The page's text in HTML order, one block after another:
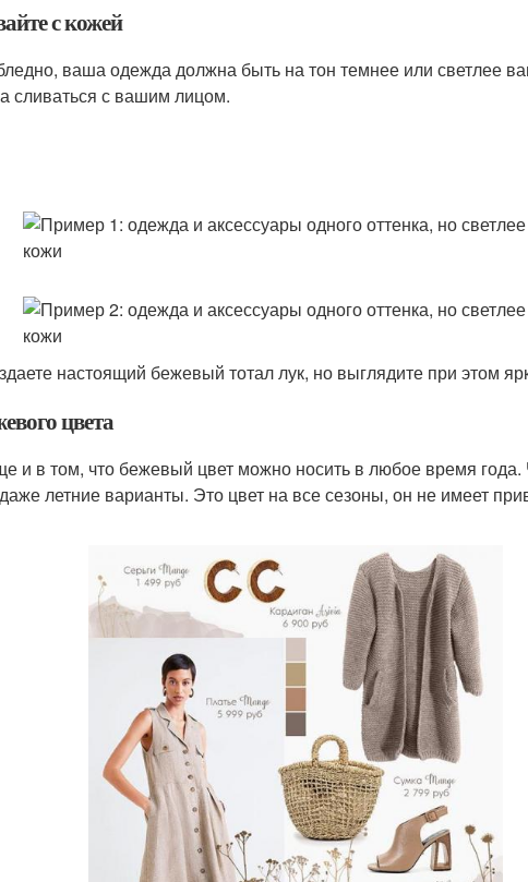
с кожей
ваша одежда должна быть на тон темнее или светлее
сливаться с вашим лицом.
настоящий бежевый тотал лук, но выглядите при этом
цвета
и в том, что бежевый цвет можно носить в любое время года.
летние варианты. Это цвет на все сезоны, он не имеет